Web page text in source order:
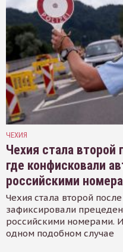
ЧЕХИЯ
Чехия стала второй
где конфисковали
российскими
Чехия стала второй
зафиксировали
российскими номерами.
одном подобном случае